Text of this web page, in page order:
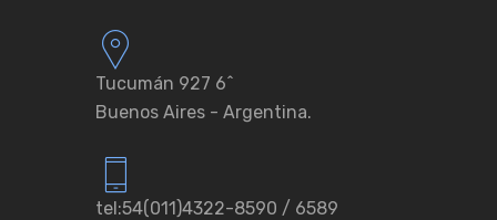
Tucumán 927 6ˆ
Buenos Aires - Argentina.
tel:54(011)4322-8590 / 6589